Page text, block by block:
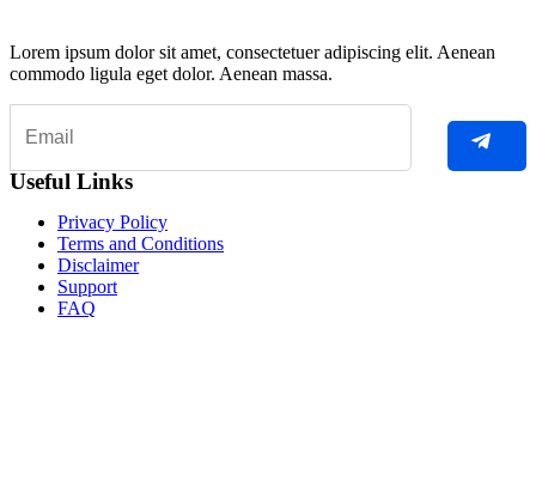
Lorem ipsum dolor sit amet, consectetuer adipiscing elit. Aenean
commodo ligula eget dolor. Aenean massa.
Useful Links
Privacy Policy
Terms and Conditions
Disclaimer
Support
FAQ